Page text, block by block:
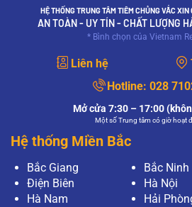
HỆ THỐNG TRUNG TÂM TIÊM CHỦNG VẮC
AN TOÀN - UY TÍN - CHẤT LƯỢNG
* Bình chọn của Vietnam
Liên hệ
Hotline: 028
Mở cửa 7:30 – 17:00
Một số Trung tâm có giờ hoạt
Hệ thống Miền Bắc
Bắc Giang
Bắc Ninh
Điện Biên
Hà Nội
Hà Nam
Hải